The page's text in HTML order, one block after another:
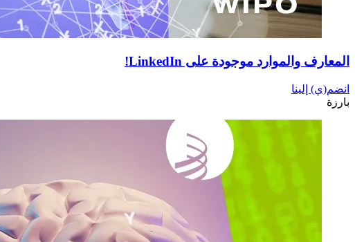
المعارف والموارد موجودة على LinkedIn!
انضم(ي) إلينا
بارزة